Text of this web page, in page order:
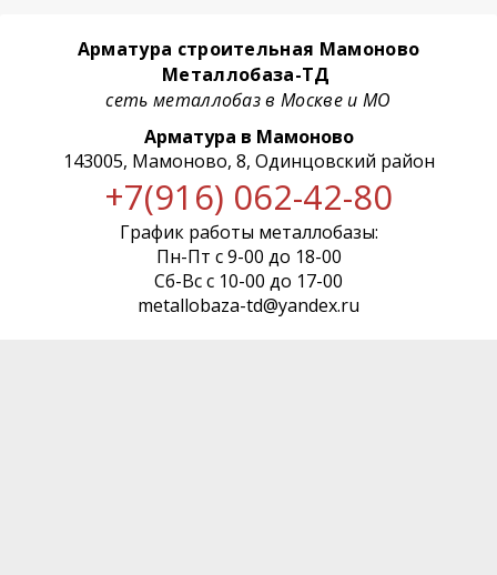
Арматура строительная Мамоново
Металлобаза-ТД
сеть металлобаз в Москве и МО
Арматура в Мамоново
143005, Мамоново, 8, Одинцовский район
+7(916) 062-42-80
График работы металлобазы:
Пн-Пт с 9-00 до 18-00
Сб-Вс с 10-00 до 17-00
metallobaza-td@yandex.ru